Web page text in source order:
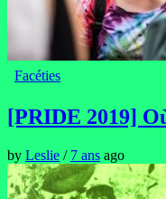
Facéties
[PRIDE 2019]
by Leslie / 7 ans ago